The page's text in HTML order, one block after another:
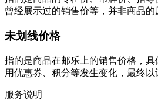
曾经展示过的销售价等，并非商品的
未划线价格
指的是商品在邮乐上的销售价格，
用优惠券、积分等发生变化，最终以
服务说明